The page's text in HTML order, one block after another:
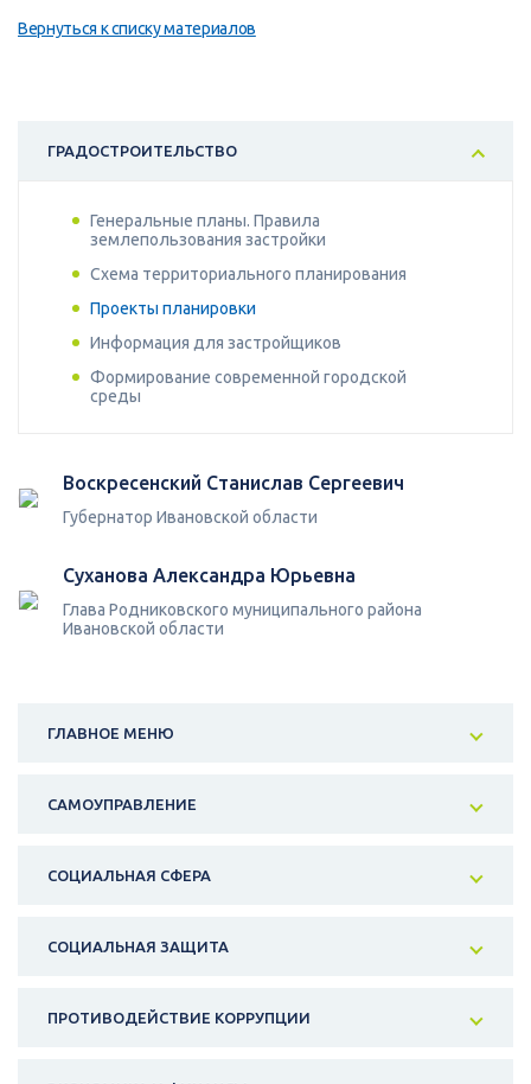
Вернуться к списку материалов
ГРАДОСТРОИТЕЛЬСТВО
Генеральные планы. Правила
землепользования застройки
Схема территориального планирования
Проекты планировки
Информация для застройщиков
Формирование современной городской
среды
Воскресенский Станислав Сергеевич
Губернатор Ивановской области
Суханова Александра Юрьевна
Глава Родниковского муниципального района
Ивановской области
ГЛАВНОЕ МЕНЮ
САМОУПРАВЛЕНИЕ
СОЦИАЛЬНАЯ СФЕРА
СОЦИАЛЬНАЯ ЗАЩИТА
ПРОТИВОДЕЙСТВИЕ КОРРУПЦИИ